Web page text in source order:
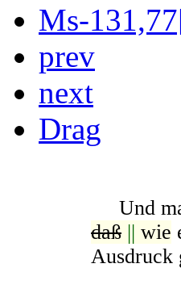
Ms-
prev
next
Drag
Und
daß || wie
Ausdruck